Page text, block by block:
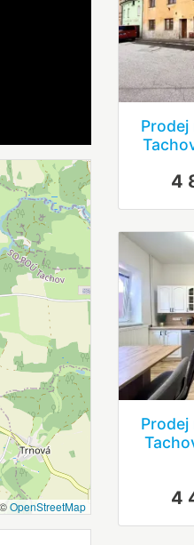
©OpenStreetMap
4
4